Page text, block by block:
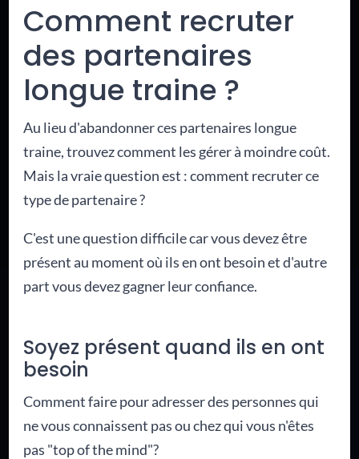
Comment recruter
des partenaires
longue traine ?
Au lieu d'abandonner ces partenaires longue
traine, trouvez comment les gérer à moindre coût.
Mais la vraie question est : comment recruter ce
type de partenaire ?
C'est une question difficile car vous devez être
présent au moment où ils en ont besoin et d'autre
part vous devez gagner leur confiance.
Soyez présent quand ils en ont
besoin
Comment faire pour adresser des personnes qui
ne vous connaissent pas ou chez qui vous n'êtes
pas "top of the mind"?